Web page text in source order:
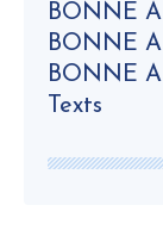
BONNE
BONNE
BONNE
Texts